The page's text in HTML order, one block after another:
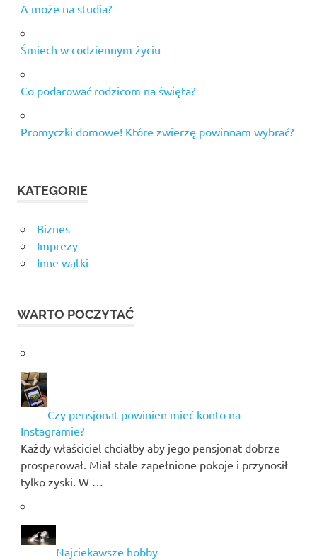
A może na studia?
Śmiech w codziennym życiu
Co podarować rodzicom na święta?
Promyczki domowe! Które zwierzę powinnam wybrać?
KATEGORIE
Biznes
Imprezy
Inne wątki
WARTO POCZYTAĆ
Czy pensjonat powinien mieć konto na
Instagramie?
Każdy właściciel chciałby aby jego pensjonat dobrze
prosperował. Miał stale zapełnione pokoje i przynosił
tylko zyski. W …
Najciekawsze hobby